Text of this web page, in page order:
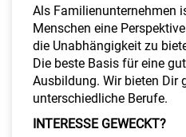
Als Familienunternehmen
Menschen eine
die Unabhängigkeit zu
Die beste Basis für eine
Ausbildung. Wir bieten Dir
unterschiedliche Berufe.
INTERESSE GEWECKT?